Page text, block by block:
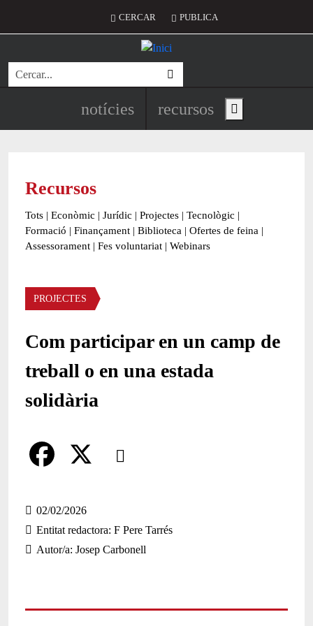
Menú del compte d'usuari
CERCAR PUBLICA
Cerca
Navegació principal de
notícies recursos Show main menu
Recursos
Tots | Econòmic | Jurídic | Projectes | Tecnològic |
Formació | Finançament | Biblioteca | Ofertes de feina |
Assessorament | Fes voluntariat | Webinars
Àmbit
PROJECTES
Com participar en un camp de
treball o en una estada
solidària
Comparteix
a
c
o
02/02/2026
Entitat redactora F Pere Tarrés
Autor/a Josep Carbonell